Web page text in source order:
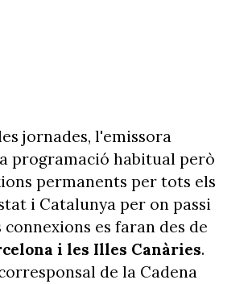
jornades, l'emissora
programació habitual però
permanents per tots els
i Catalunya per on passi
connexions es faran des de
i les Illes Canàries.
de la Cadena